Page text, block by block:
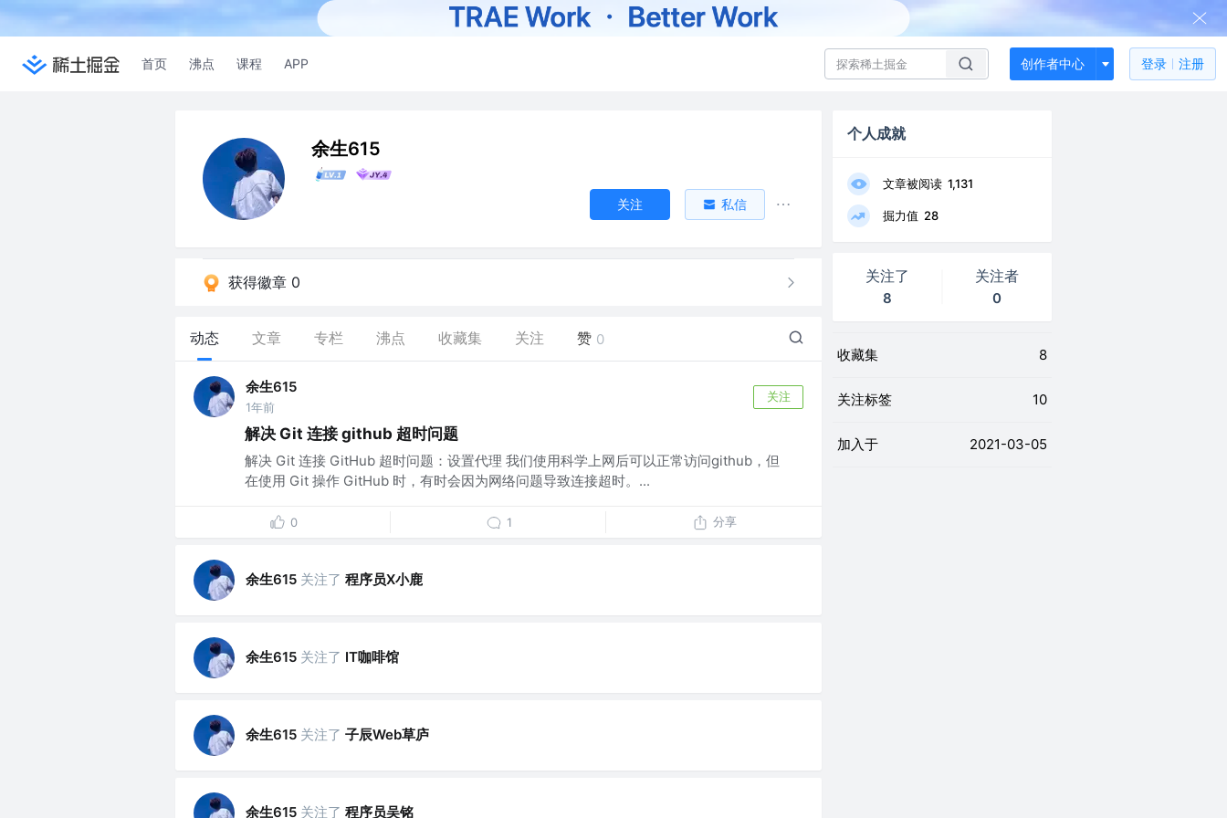
首页 沸点 课程 APP 创作者中心 登录 注册
余生615
关注 私信
获得徽章 0
动态 文章 专栏 沸点 收藏集 关注 赞 0
余生615
1年前
关注
解决 Git 连接 github 超时问题
解决 Git 连接 GitHub 超时问题：设置代理 我们使用科学上网后可以正常访问github，但
在使用 Git 操作 GitHub 时，有时会因为网络问题导致连接超时。...
0 1 分享
余生615 关注了 程序员X小鹿
余生615 关注了 IT咖啡馆
余生615 关注了 子辰Web草庐
余生615 关注了 程序员吴铭
个人成就
文章被阅读 1,131
掘力值 28
关注了
8
关注者
0
收藏集 8
关注标签 10
加入于 2021-03-05